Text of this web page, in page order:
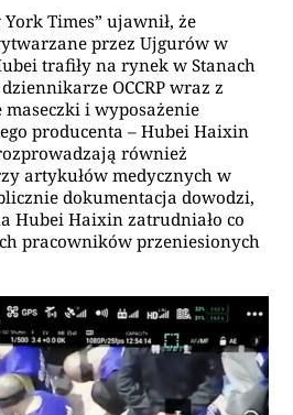
York Times” ujawnił, że
przez Ujgurów w
trafiły na rynek w Stanach
OCCRP wraz z
i wyposażenie
producenta – Hubei Haixin
również
artykułów medycznych w
dokumentacja dowodzi,
Hubei Haixin zatrudniało co
pracowników przeniesionych